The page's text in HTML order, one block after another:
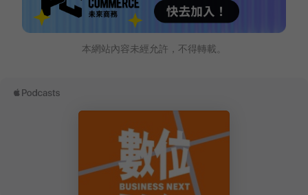
本網站內容未經允許，不得轉載。